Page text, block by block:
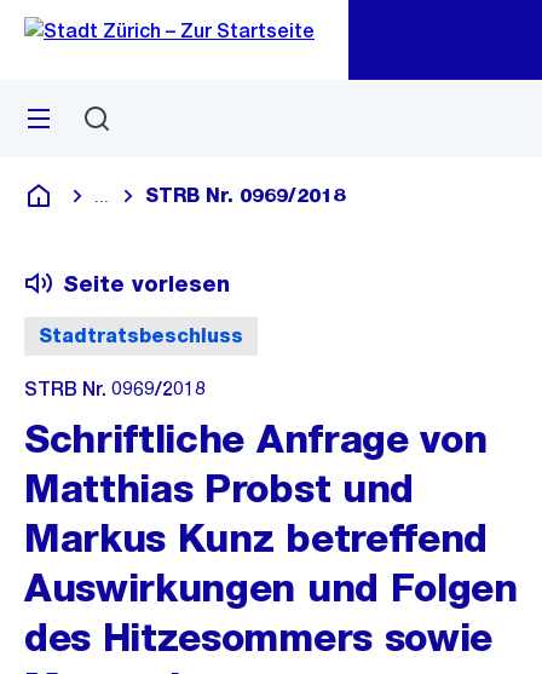
Navigation
Sprunglink
Menü
Deutsch
Blende alle Breadcrumbs ein
STRB Nr. 0969/2018
Stadtratsbeschluss
Seite vorlesen
STRB Nr. 0969/2018
Schriftliche Anfrage von
Matthias Probst und
Markus Kunz betreffend
Auswirkungen und Folgen
des Hitzesommers sowie